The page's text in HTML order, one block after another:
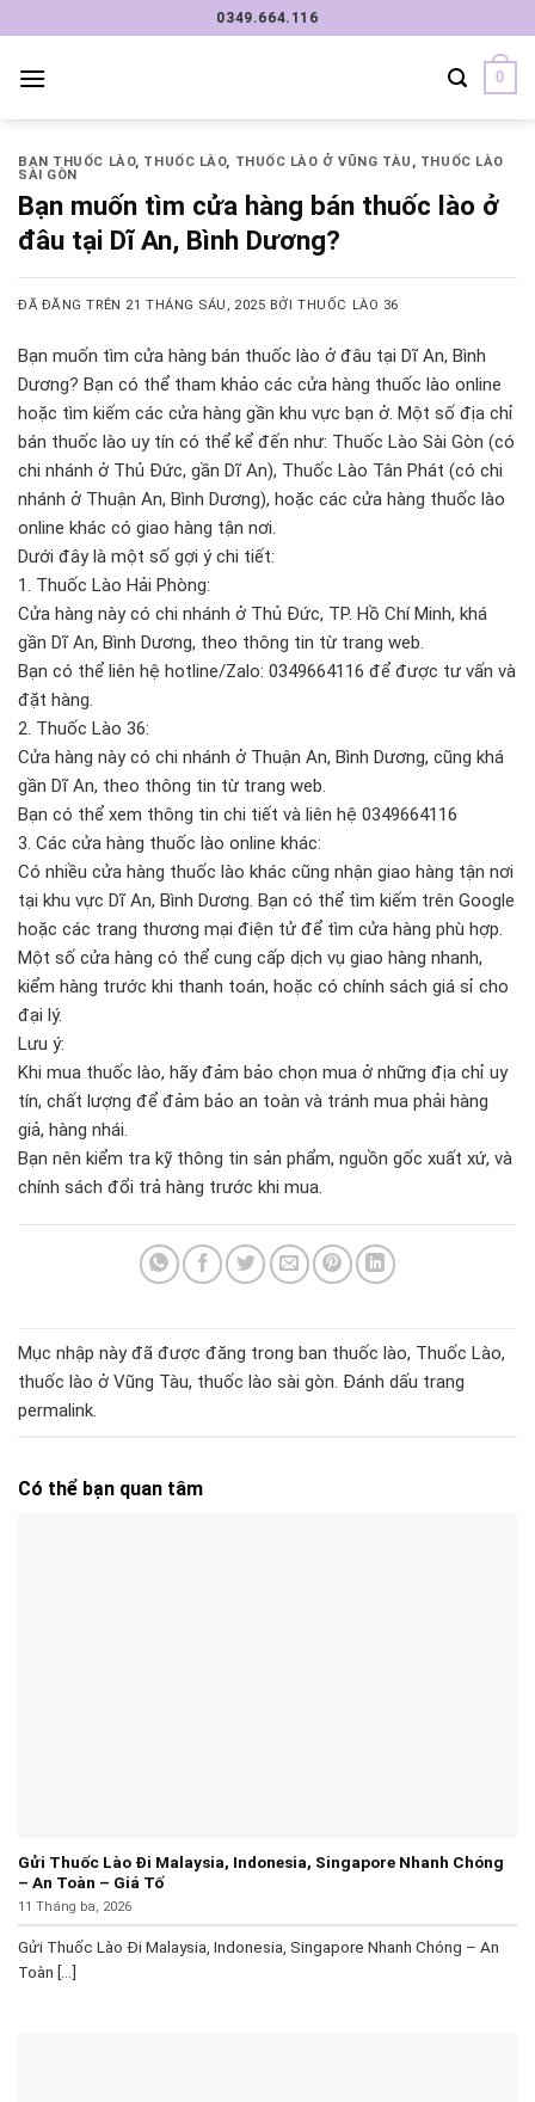
đến
nội
0349.664.116
0
BAN THUỐC LÀO, THUỐC LÀO, THUỐC LÀO Ở VŨNG TÀU , THUỐC LÀO
SÀI GÒN
Bạn muốn tìm cửa hàng bán thuốc lào ở
đâu tại Dĩ An, Bình Dương?
ĐÃ ĐĂNG TRÊN 21 THÁNG SÁU, 2025 BỞITHUỐC LÀO 36
Bạn muốn tìm cửa hàng bán thuốc lào ở đâu tại Dĩ An, Bình
Dương? Bạn có thể tham khảo các cửa hàng thuốc lào online
hoặc tìm kiếm các cửa hàng gần khu vực bạn ở. Một số địa chỉ
bán thuốc lào uy tín có thể kể đến như: Thuốc Lào Sài Gòn (có
chi nhánh ở Thủ Đức, gần Dĩ An), Thuốc Lào Tân Phát (có chi
nhánh ở Thuận An, Bình Dương), hoặc các cửa hàng thuốc lào
online khác có giao hàng tận nơi.
Dưới đây là một số gợi ý chi tiết:
1. Thuốc Lào Hải Phòng:
Cửa hàng này có chi nhánh ở Thủ Đức, TP. Hồ Chí Minh, khá
gần Dĩ An, Bình Dương, theo thông tin từ trang web.
Bạn có thể liên hệ hotline/Zalo: 0349664116 để được tư vấn và
đặt hàng.
2. Thuốc Lào 36:
Cửa hàng này có chi nhánh ở Thuận An, Bình Dương, cũng khá
gần Dĩ An, theo thông tin từ trang web.
Bạn có thể xem thông tin chi tiết và liên hệ 0349664116
3. Các cửa hàng thuốc lào online khác:
Có nhiều cửa hàng thuốc lào khác cũng nhận giao hàng tận nơi
tại khu vực Dĩ An, Bình Dương. Bạn có thể tìm kiếm trên Google
hoặc các trang thương mại điện tử để tìm cửa hàng phù hợp.
Một số cửa hàng có thể cung cấp dịch vụ giao hàng nhanh,
kiểm hàng trước khi thanh toán, hoặc có chính sách giá sỉ cho
đại lý.
Lưu ý:
Khi mua thuốc lào, hãy đảm bảo chọn mua ở những địa chỉ uy
tín, chất lượng để đảm bảo an toàn và tránh mua phải hàng
giả, hàng nhái.
Bạn nên kiểm tra kỹ thông tin sản phẩm, nguồn gốc xuất xứ, và
chính sách đổi trả hàng trước khi mua.
Mục nhập này đã được đăng trong ban thuốc lào, Thuốc Lào,
thuốc lào ở Vũng Tàu, thuốc lào sài gòn. Đánh dấu trang
permalink.
Có thể bạn quan tâm
Gửi Thuốc Lào Đi Malaysia, Indonesia, Singapore Nhanh Chóng
– An Toàn – Giá Tố
11 Tháng ba, 2026
Gửi Thuốc Lào Đi Malaysia, Indonesia, Singapore Nhanh Chóng – An
Toàn [...]